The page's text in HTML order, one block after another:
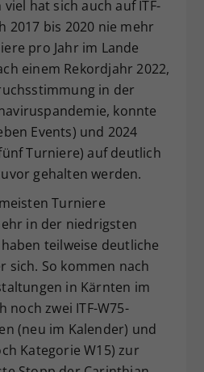
hat sich auch auf ITF-
2017 bis 2020 nie mehr
pro Jahr im Lande
einem Rekordjahr 2022,
in der
konnte
Events) und 2024
Turniere) auf deutlich
gehalten werden.
Turniere
in der niedrigsten
teilweise deutliche
sich. So kommen nach
in Kärnten im
noch zwei ITF-W75-
(neu im Kalender) und
Kategorie W15) zur